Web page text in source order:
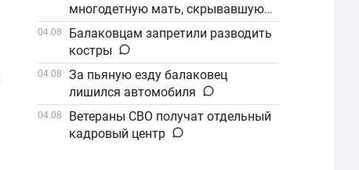
многодетную мать, скрывавшуюся
от алиментов
04.08
Балаковцам запретили разводить
костры
04.08
За пьяную езду балаковец
лишился автомобиля
04.08
Ветераны СВО получат отдельный
кадровый центр